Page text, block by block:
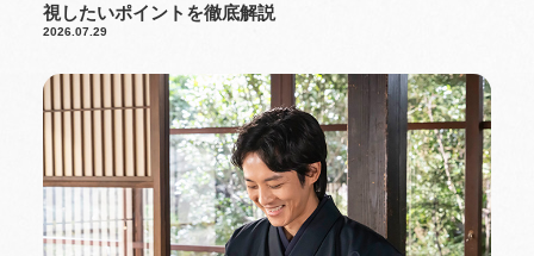
視したいポイントを徹底解説
2026.07.29